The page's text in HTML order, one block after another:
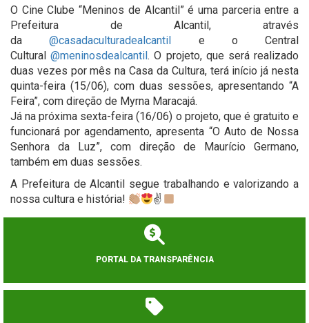
O Cine Clube “Meninos de Alcantil” é uma parceria entre a
Prefeitura de Alcantil, através
da@casadaculturadealcantil e o Central
Cultural@meninosdealcantil. O projeto, que será realizado
duas vezes por mês na Casa da Cultura, terá início já nesta
quinta-feira (15/06), com duas sessões, apresentando “A
Feira”, com direção de Myrna Maracajá.
Já na próxima sexta-feira (16/06) o projeto, que é gratuito e
funcionará por agendamento, apresenta “O Auto de Nossa
Senhora da Luz”, com direção de Maurício Germano,
também em duas sessões.
A Prefeitura de Alcantil segue trabalhando e valorizando a
nossa cultura e história!
✌
PORTAL DA TRANSPARÊNCIA